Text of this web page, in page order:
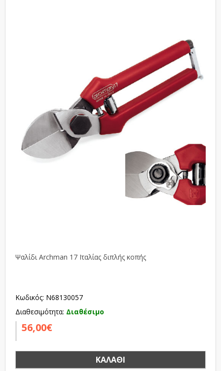
Ψαλίδι Archman 17 Ιταλίας διπλής κοπής
Κωδικός: N68130057
Διαθεσιμότητα: Διαθέσιμο
56,00€
ΚΑΛΆΘΙ